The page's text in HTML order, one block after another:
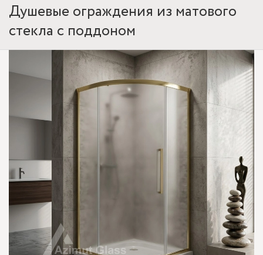
Душевые ограждения из матового
стекла с поддоном